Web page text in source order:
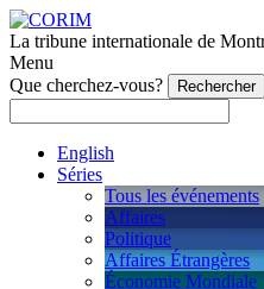
La tribune internationale de
Menu
Que cherchez-vous?
English
Séries
Tous les événements
Affaires
Politique
Affaires Étrangères
Économie Mondiale